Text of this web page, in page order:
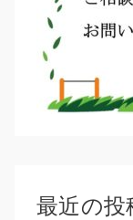
最近の投